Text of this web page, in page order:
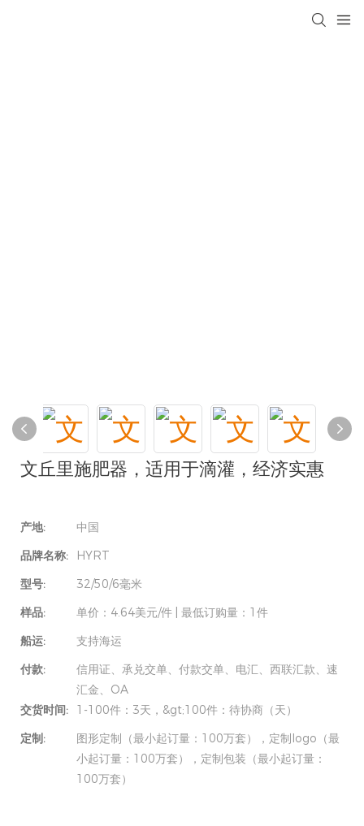
文丘里施肥器，适用于滴灌，经济实惠
产地:
中国
品牌名称:
HYRT
型号:
32/50/6毫米
样品:
单价：4.64美元/件 | 最低订购量：1件
船运:
支持海运
付款:
信用证、承兑交单、付款交单、电汇、西联汇款、速
汇金、OA
交货时间:
1-100件：3天，&gt;100件：待协商（天）
定制:
图形定制（最小起订量：100万套），定制logo（最
小起订量：100万套），定制包装（最小起订量：
100万套）